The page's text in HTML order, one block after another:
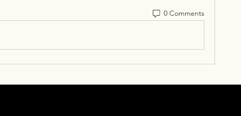
0 Comments